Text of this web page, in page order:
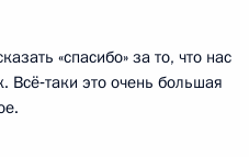
«спасибо» за то, что нас
Всё‑таки это очень большая